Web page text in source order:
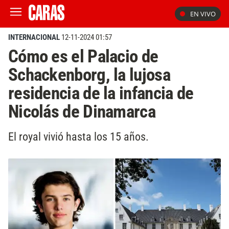
EN VIVO
INTERNACIONAL 12-11-2024 01:57
Cómo es el Palacio de
Schackenborg, la lujosa
residencia de la infancia de
Nicolás de Dinamarca
El royal vivió hasta los 15 años.